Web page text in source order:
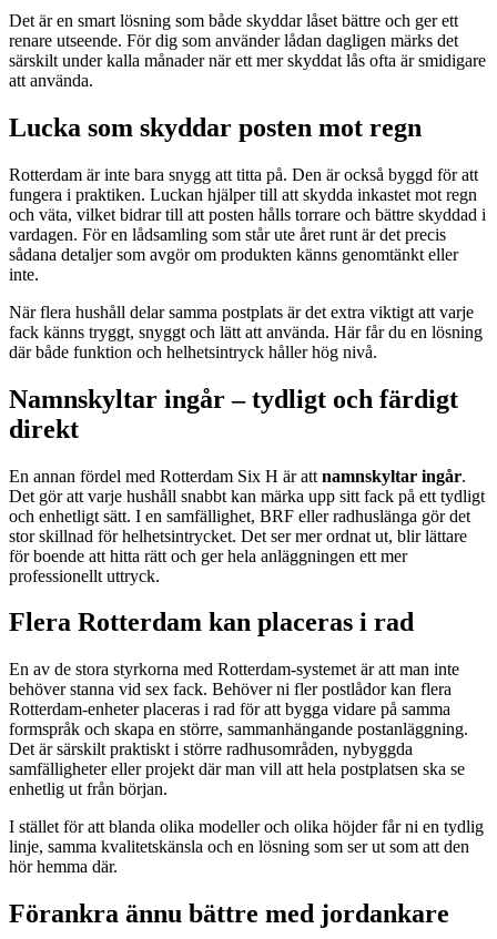
Det är en smart lösning som både skyddar låset bättre och ger ett
renare utseende. För dig som använder lådan dagligen märks det
särskilt under kalla månader när ett mer skyddat lås ofta är smidigare
att använda.
Lucka som skyddar posten mot regn
Rotterdam är inte bara snygg att titta på. Den är också byggd för att
fungera i praktiken. Luckan hjälper till att skydda inkastet mot regn
och väta, vilket bidrar till att posten hålls torrare och bättre skyddad i
vardagen. För en lådsamling som står ute året runt är det precis
sådana detaljer som avgör om produkten känns genomtänkt eller
inte.
När flera hushåll delar samma postplats är det extra viktigt att varje
fack känns tryggt, snyggt och lätt att använda. Här får du en lösning
där både funktion och helhetsintryck håller hög nivå.
Namnskyltar ingår – tydligt och färdigt
direkt
En annan fördel med Rotterdam Six H är att namnskyltar ingår.
Det gör att varje hushåll snabbt kan märka upp sitt fack på ett tydligt
och enhetligt sätt. I en samfällighet, BRF eller radhuslänga gör det
stor skillnad för helhetsintrycket. Det ser mer ordnat ut, blir lättare
för boende att hitta rätt och ger hela anläggningen ett mer
professionellt uttryck.
Flera Rotterdam kan placeras i rad
En av de stora styrkorna med Rotterdam-systemet är att man inte
behöver stanna vid sex fack. Behöver ni fler postlådor kan flera
Rotterdam-enheter placeras i rad för att bygga vidare på samma
formspråk och skapa en större, sammanhängande postanläggning.
Det är särskilt praktiskt i större radhusområden, nybyggda
samfälligheter eller projekt där man vill att hela postplatsen ska se
enhetlig ut från början.
I stället för att blanda olika modeller och olika höjder får ni en tydlig
linje, samma kvalitetskänsla och en lösning som ser ut som att den
hör hemma där.
Förankra ännu bättre med jordankare